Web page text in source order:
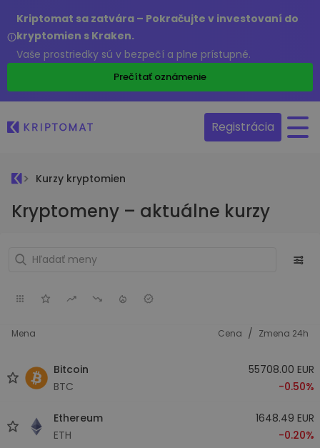
Kriptomat sa zatvára – Pokračujte v investovaní do
kryptomien s Kraken.
Vaše prostriedky sú v bezpečí a plne prístupné.
Prečítať oznámenie
Registrácia
Kurzy kryptomien
Kryptomeny – aktuálne kurzy
Mena Cena / Zmena 24h
Bitcoin
BTC
55708.00 EUR
-0.50%
Ethereum
ETH
1648.49 EUR
-0.20%